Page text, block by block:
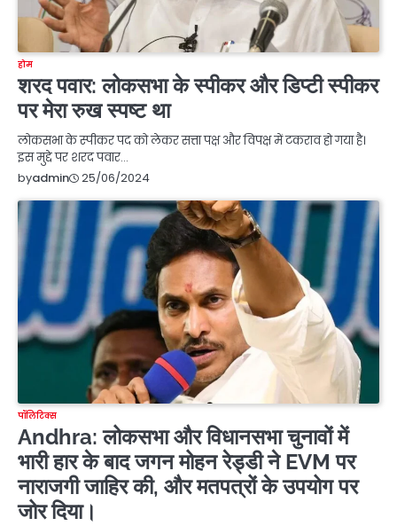
होम
शरद पवार: लोकसभा के स्पीकर और डिप्टी स्पीकर
पर मेरा रुख स्पष्ट था
लोकसभा के स्पीकर पद को लेकर सत्ता पक्ष और विपक्ष में टकराव हो गया है।
इस मुद्दे पर शरद पवार…
byadmin 25/06/2024
पॉलिटिक्स
Andhra: लोकसभा और विधानसभा चुनावों में
भारी हार के बाद जगन मोहन रेड्डी ने EVM पर
नाराजगी जाहिर की, और मतपत्रों के उपयोग पर
जोर दिया।